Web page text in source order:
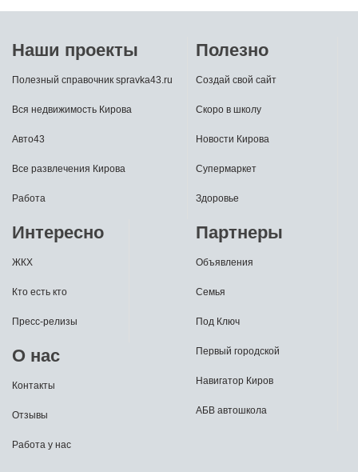
Наши проекты
Полезный справочник spravka43.ru
Вся недвижимость Кирова
Авто43
Все развлечения Кирова
Работа
Полезно
Создай свой сайт
Скоро в школу
Новости Кирова
Супермаркет
Здоровье
Интересно
ЖКХ
Кто есть кто
Пресс-релизы
О нас
Контакты
Отзывы
Работа у нас
Партнеры
Объявления
Семья
Под Ключ
Первый городской
Навигатор Киров
АБВ автошкола